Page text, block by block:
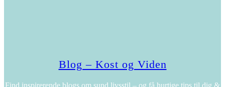
Blog – Kost og Viden
Find inspirerende blogs om sund livsstil – og få hurtige tips til dig &